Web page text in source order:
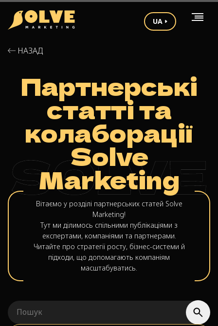
UA
НАЗАД
Партнерські
статті та
колаборації
Solve
Marketing
Вітаємо у розділі партнерських статей Solve
Marketing!
Тут ми ділимось спільними публікаціями з
експертами, компаніями та партнерами.
Читайте про стратегії росту, бізнес-системи й
підходи, що допомагають компаніям
масштабуватись.